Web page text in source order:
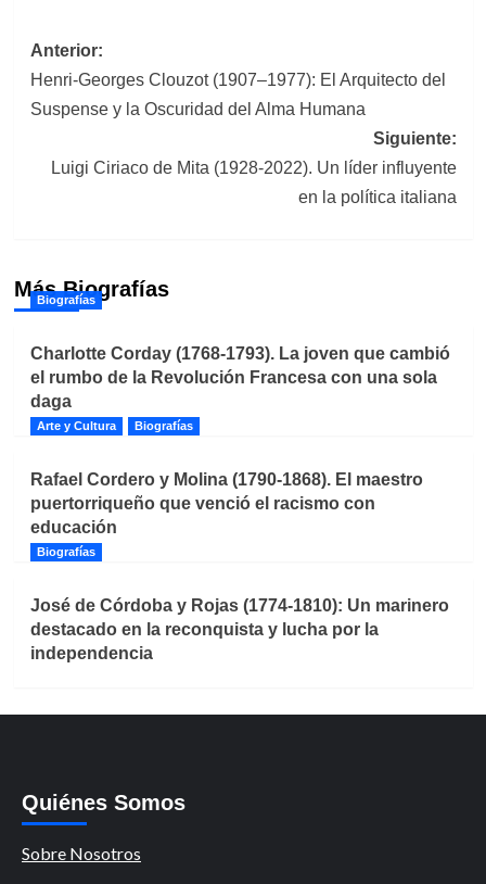
Navegación
de
entradas
Anterior:
Henri-Georges Clouzot (1907–1977): El Arquitecto del
Suspense y la Oscuridad del Alma Humana
Siguiente:
Luigi Ciriaco de Mita (1928-2022). Un líder influyente
en la política italiana
Más Biografías
Biografías
Charlotte Corday (1768-1793). La joven que cambió
el rumbo de la Revolución Francesa con una sola
daga
Arte y Cultura Biografías
Rafael Cordero y Molina (1790-1868). El maestro
puertorriqueño que venció el racismo con
educación
Biografías
José de Córdoba y Rojas (1774-1810): Un marinero
destacado en la reconquista y lucha por la
independencia
Quiénes Somos
Sobre Nosotros